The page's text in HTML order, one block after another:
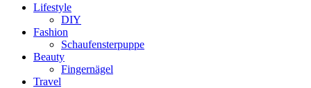
Lifestyle
DIY
Fashion
Schaufensterpuppe
Beauty
Fingernägel
Travel